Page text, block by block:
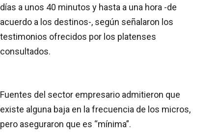
días a unos 40 minutos y hasta a una hora -de
acuerdo a los destinos-, según señalaron los
testimonios ofrecidos por los platenses
consultados.
Fuentes del sector empresario admitieron que
existe alguna baja en la frecuencia de los micros,
pero aseguraron que es “mínima”.